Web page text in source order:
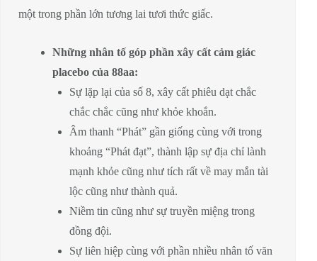
một trong phần lớn tương lai tươi thức giấc.
Những nhân tố góp phần xây cất cảm giác
placebo của 88aa:
Sự lặp lại của số 8, xây cất phiêu dạt chắc
chắc chắc cũng như khỏe khoắn.
Âm thanh “Phát” gần giống cùng với trong
khoảng “Phát đạt”, thành lập sự địa chỉ lành
mạnh khỏe cũng như tích rất về may mắn tài
lộc cũng như thành quả.
Niềm tin cũng như sự truyền miệng trong
đồng đội.
Sự liên hiệp cùng với phần nhiều nhân tố văn